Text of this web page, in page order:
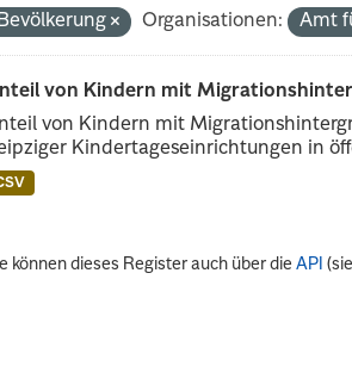
Bevölkerung
Organisationen: Amt
von Kindern mit
von Kindern mit
Kindertageseinrichtungen in
können dieses Register auch über dieAPI